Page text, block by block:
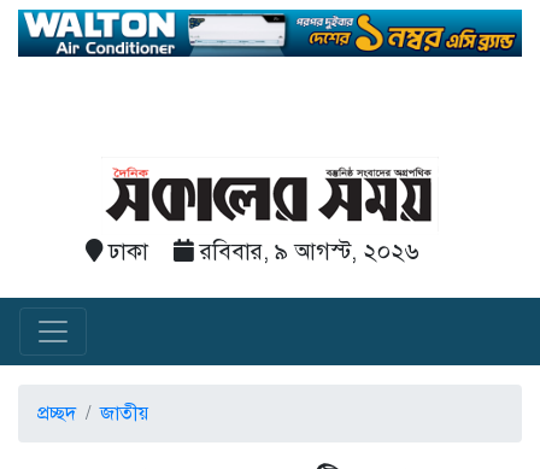
ঢাকা রবিবার, ৯ আগস্ট, ২০২৬
প্রচ্ছদ জাতীয়